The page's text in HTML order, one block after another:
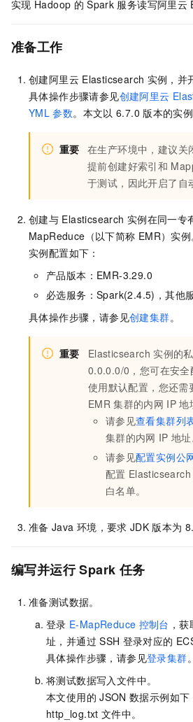
实现 Hadoop 的 Spark 服务读写阿里云
准备工作
创建阿里云 Elasticsearch 实例，并
具体操作步骤请参见创建阿里云
YML 参数。本文以 6.7.0 版本的实例
重要 在生产环境中，建议关
提前创建好索引和
于测试，因此开启了自
创建与 Elasticsearch 实例在同一专
MapReduce（以下简称 EMR）实例
实例配置如下：
产品版本：EMR-3.29.0
必选服务：Spark(2.4.5)，其他
具体操作步骤，请参见创建集群。
重要 Elasticsearch 实例的
0.0.0.0/0，您可在安全
使用默认配置，您还需
EMR 集群的内网 IP 地
请参见查看集群列
集群的内网 IP 地址
请参见配置实例公
配置 Elasticsearch
白名单。
准备 Java 环境，要求 JDK 版本为
编写并运行 Spark 任务
准备测试数据。
登录 E-MapReduce 控制台 ，获
址，并通过 SSH 登录对应的
具体操作步骤，请参见登录集群。
将测试数据写入文件中。
本文使用的 JSON 数据示例如
http_log.txt 文件中。